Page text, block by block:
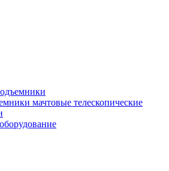
мачтовые телескопические